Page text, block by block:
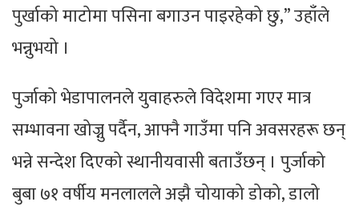
पुर्खाको माटोमा पसिना बगाउन पाइरहेको छु,” उहाँले
भन्नुभयो ।
पुर्जाको भेडापालनले युवाहरुले विदेशमा गएर मात्र
सम्भावना खोज्नु पर्दैन, आफ्नै गाउँमा पनि अवसरहरू छन्
भन्ने सन्देश दिएको स्थानीयवासी बताउँछन् । पुर्जाको
बुबा ७१ वर्षीय मनलालले अझै चोयाको डोको, डालो